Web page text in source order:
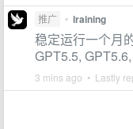
推广 • lraining
稳定运行一个月
GPT5.5,
3 mins ago • Lastly